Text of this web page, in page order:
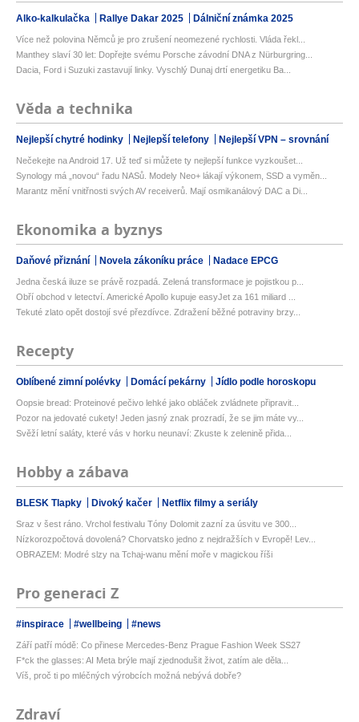
Alko-kalkulačka Rallye Dakar 2025 Dálniční známka 2025
Více než polovina Němců je pro zrušení neomezené rychlosti. Vláda řekl...
Manthey slaví 30 let: Dopřejte svému Porsche závodní DNA z Nürburgring...
Dacia, Ford i Suzuki zastavují linky. Vyschlý Dunaj drtí energetiku Ba...
Věda a technika
Nejlepší chytré hodinky Nejlepší telefony Nejlepší VPN – srovnání
Nečekejte na Android 17. Už teď si můžete ty nejlepší funkce vyzkoušet...
Synology má „novou“ řadu NASů. Modely Neo+ lákají výkonem, SSD a vyměn...
Marantz mění vnitřnosti svých AV receiverů. Mají osmikanálový DAC a Di...
Ekonomika a byznys
Daňové přiznání Novela zákoníku práce Nadace EPCG
Jedna česká iluze se právě rozpadá. Zelená transformace je pojistkou p...
Obří obchod v letectví. Americké Apollo kupuje easyJet za 161 miliard ...
Tekuté zlato opět dostojí své přezdívce. Zdražení běžné potraviny brzy...
Recepty
Oblíbené zimní polévky Domácí pekárny Jídlo podle horoskopu
Oopsie bread: Proteinové pečivo lehké jako obláček zvládnete připravit...
Pozor na jedovaté cukety! Jeden jasný znak prozradí, že se jim máte vy...
Svěží letní saláty, které vás v horku neunaví: Zkuste k zelenině přida...
Hobby a zábava
BLESK Tlapky Divoký kačer Netflix filmy a seriály
Sraz v šest ráno. Vrchol festivalu Tóny Dolomit zazní za úsvitu ve 300...
Nízkorozpočtová dovolená? Chorvatsko jedno z nejdražších v Evropě! Lev...
OBRAZEM: Modré slzy na Tchaj-wanu mění moře v magickou říši
Pro generaci Z
#inspirace #wellbeing #news
Září patří módě: Co přinese Mercedes-Benz Prague Fashion Week SS27
F*ck the glasses: AI Meta brýle mají zjednodušit život, zatím ale děla...
Víš, proč ti po mléčných výrobcích možná nebývá dobře?
Zdraví